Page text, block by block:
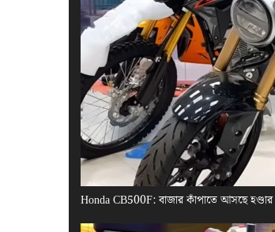
Honda CB500F: বাজার কাঁপাতে আসছে